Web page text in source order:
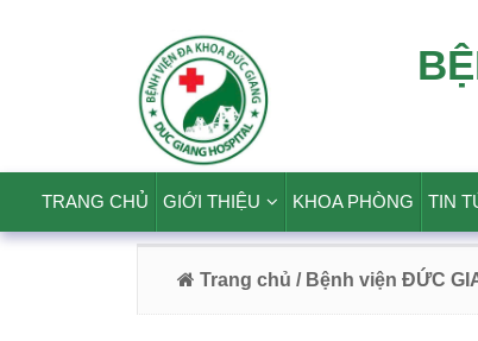
TRANG CHỦ GIỚI THIỆU KHOA PHÒNG TIN
Trang chủ / Bệnh viện ĐỨC